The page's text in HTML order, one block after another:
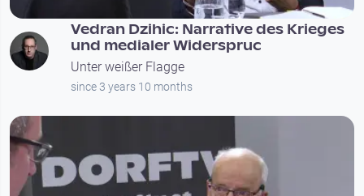
Vedran Dzihic: Narrative des Krieges
und medialer Widerspruc
Unter weißer Flagge
since 3 years 10 months